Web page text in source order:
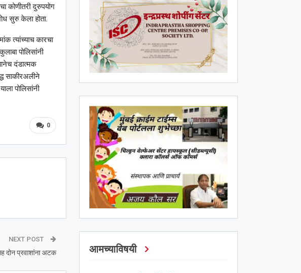
कोणीतरी दुरुपयोग
सुरु केला होता.
त्यांच्याच कारचा
पोलिसांनी
दंडात्मक
साकीरअलीने
पोलिसांनी
0
NEXT POST
दोन प्रवाशांना अटक आमच्याविषयी